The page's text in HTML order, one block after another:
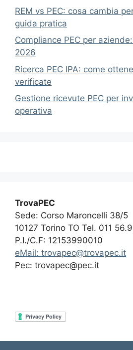
REM vs PEC: cosa cambia
guida pratica
Compliance PEC per
2026
Ricerca PEC IPA: come
verificate
Gestione ricevute PEC per
operativa
TrovaPEC
Sede: Corso Maroncelli 38/5
10127 Torino TO Tel. 011
P.I./C.F: 12153990010
eMail: trovapec@trovapec.it
Pec: trovapec@pec.it